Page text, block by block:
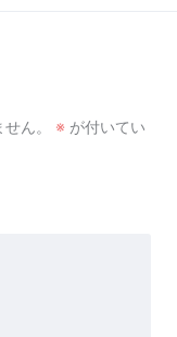
ん。 ※ が付いてい